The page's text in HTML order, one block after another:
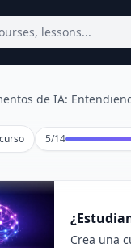
lessons...
de IA:
5/14Lección 5 de
Crea una